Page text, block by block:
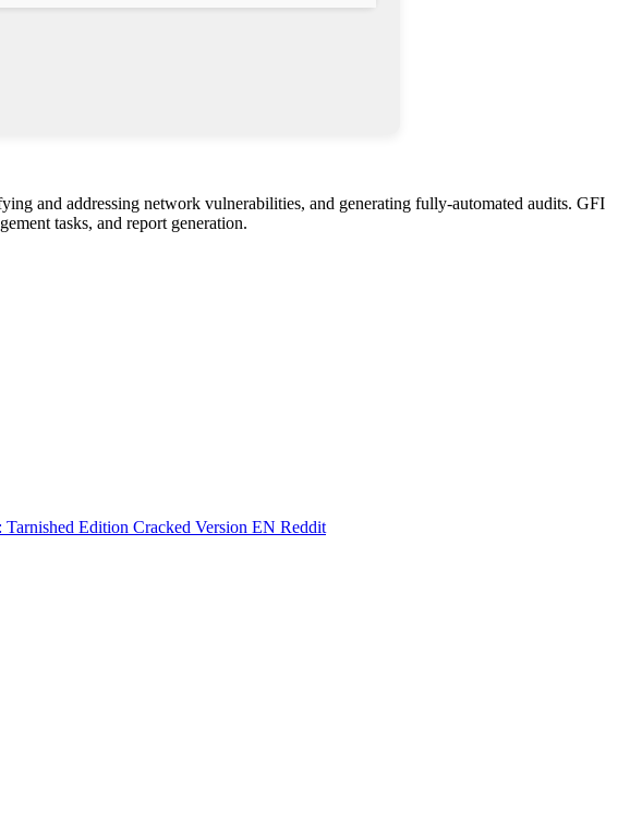
and addressing network vulnerabilities, and generating fully-automated audits. GFI
tasks, and report generation.
Tarnished Edition Cracked Version EN Reddit